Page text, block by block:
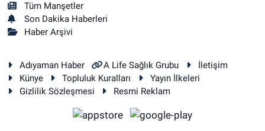
Tüm Manşetler
Son Dakika Haberleri
Haber Arşivi
Adıyaman Haber A Life Sağlık Grubu
İletişim
Künye
Topluluk Kuralları
Yayın İlkeleri
Gizlilik Sözleşmesi
Resmi Reklam